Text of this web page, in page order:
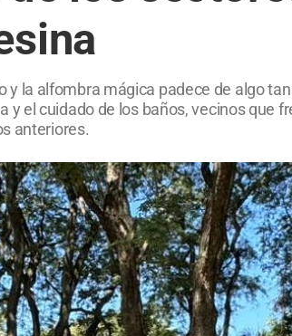
la alfombra mágica padece de algo
el cuidado de los baños, vecinos que
anteriores.